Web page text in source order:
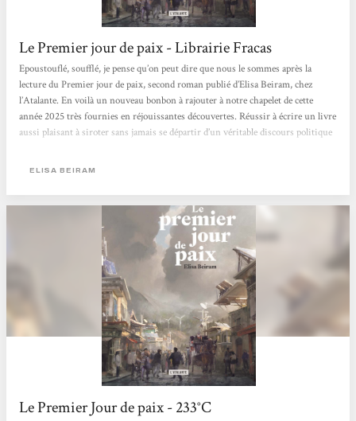
Le Premier jour de paix - Librairie Fracas
Epoustouflé, soufflé, je pense qu’on peut dire que nous le sommes après la
lecture du Premier jour de paix, second roman publié d’Elisa Beiram, chez
l’Atalante. En voilà un nouveau bonbon à rajouter à notre chapelet de cette
année 2025 très fournies en réjouissantes découvertes. Réussir à écrire un livre
aussi plaisant à siroter sans jamais se départir d’un véritable discours politique
livre sec et resserré de cent quatre-vingt pages qui explore majoritairement...
ELISA BEIRAM
Le Premier Jour de paix - 233°C